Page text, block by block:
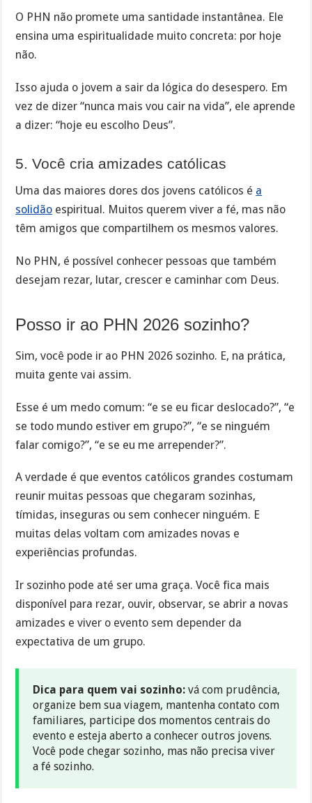
O PHN não promete uma santidade instantânea. Ele
ensina uma espiritualidade muito concreta: por hoje
não.
Isso ajuda o jovem a sair da lógica do desespero. Em
vez de dizer “nunca mais vou cair na vida”, ele aprende
a dizer: “hoje eu escolho Deus”.
5. Você cria amizades católicas
Uma das maiores dores dos jovens católicos é a
solidão espiritual. Muitos querem viver a fé, mas não
têm amigos que compartilhem os mesmos valores.
No PHN, é possível conhecer pessoas que também
desejam rezar, lutar, crescer e caminhar com Deus.
Posso ir ao PHN 2026 sozinho?
Sim, você pode ir ao PHN 2026 sozinho. E, na prática,
muita gente vai assim.
Esse é um medo comum: “e se eu ficar deslocado?”, “e
se todo mundo estiver em grupo?”, “e se ninguém
falar comigo?”, “e se eu me arrepender?”.
A verdade é que eventos católicos grandes costumam
reunir muitas pessoas que chegaram sozinhas,
tímidas, inseguras ou sem conhecer ninguém. E
muitas delas voltam com amizades novas e
experiências profundas.
Ir sozinho pode até ser uma graça. Você fica mais
disponível para rezar, ouvir, observar, se abrir a novas
amizades e viver o evento sem depender da
expectativa de um grupo.
Dica para quem vai sozinho: vá com prudência,
organize bem sua viagem, mantenha contato com
familiares, participe dos momentos centrais do
evento e esteja aberto a conhecer outros jovens.
Você pode chegar sozinho, mas não precisa viver
a fé sozinho.